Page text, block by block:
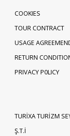
COOKIES
TOUR CONTRACT
USAGE
RETURN
PRIVACY P0LICY
TURİXA TURİZM
Ş.T.İ